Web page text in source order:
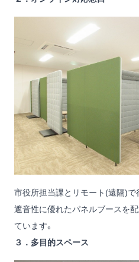
市役所担当課とリモート(遠隔)で
遮音性に優れたパネルブースを
ています。
３．多目的スペース